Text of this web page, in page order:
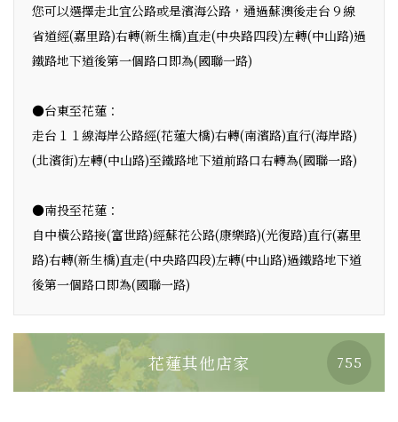
您可以選擇走北宜公路或是濱海公路，通過蘇澳後走台９線
省道經(嘉里路)右轉(新生橋)直走(中央路四段)左轉(中山路)過
鐵路地下道後第一個路口即為(國聯一路)
●台東至花蓮：
走台１１線海岸公路經(花蓮大橋)右轉(南濱路)直行(海岸路)
(北濱街)左轉(中山路)至鐵路地下道前路口右轉為(國聯一路)
●南投至花蓮：
自中橫公路接(富世路)經蘇花公路(康樂路)(光復路)直行(嘉里
路)右轉(新生橋)直走(中央路四段)左轉(中山路)過鐵路地下道
後第一個路口即為(國聯一路)
花蓮其他店家 755